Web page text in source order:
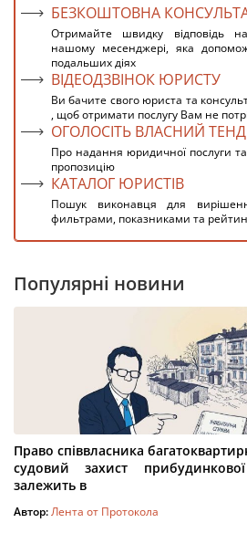
БЕЗКОШТОВНА
Отримайте швидку відповідь
нашому месенджері, яка
подальших діях
ВІДЕОДЗВІНОК ЮРИСТУ
Ви бачите свого юриста та
, щоб отримати послугу Вам не
ОГОЛОСІТЬ ВЛАСНИЙ
Про надання юридичної послуги
пропозицію
КАТАЛОГ ЮРИСТІВ
Пошук виконавця для
фильтрами, показниками та
Популярні новини
Право співвласника
судовий захист
залежить в
Автор:Лента от Протокола